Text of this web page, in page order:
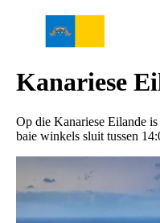
Kanariese
Op die Kanariese Eilande
baie winkels sluit tussen